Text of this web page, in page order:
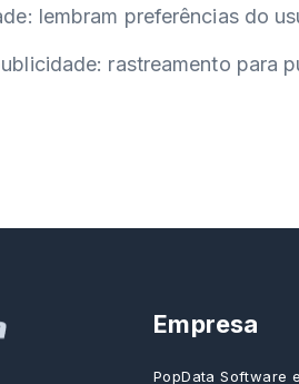
lembram preferências do
rastreamento para
Empresa
PopData Software